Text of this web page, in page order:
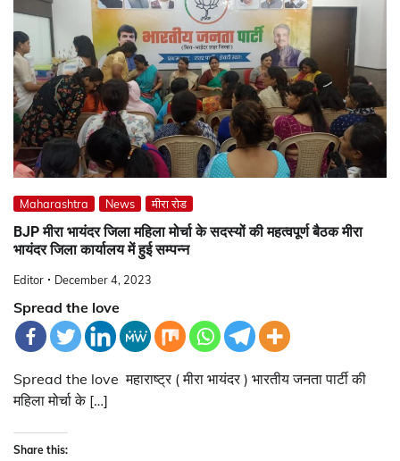
Maharashtra News मीरा रोड
BJP मीरा भायंदर जिला महिला मोर्चा के सदस्यों की महत्वपूर्ण बैठक मीरा
भायंदर जिला कार्यालय में हुई सम्पन्न
Editor December 4, 2023
Spread the love
Spread the love महाराष्ट्र ( मीरा भायंदर ) भारतीय जनता पार्टी की
महिला मोर्चा के […]
Share this: